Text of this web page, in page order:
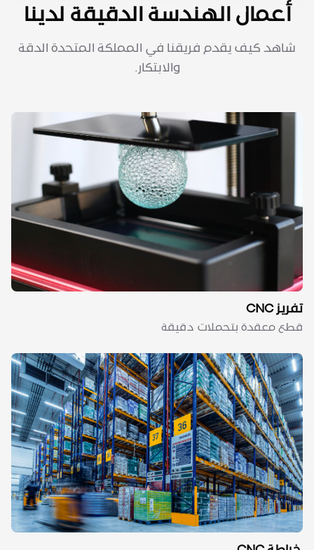
أعمال الهندسة الدقيقة لدينا
شاهد كيف يقدم فريقنا في المملكة المتحدة الدقة
والابتكار.
تفريز CNC
قطع معقدة بتحملات دقيقة